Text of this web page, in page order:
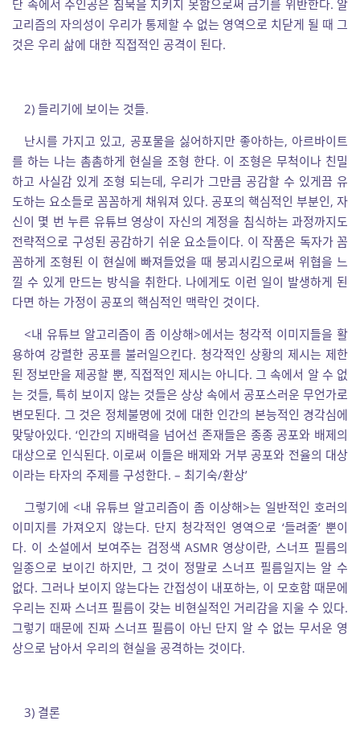
단 속에서 주인공은 침묵을 지키지 못함으로써 금기를 위반한다. 알
고리즘의 자의성이 우리가 통제할 수 없는 영역으로 치닫게 될 때 그
것은 우리 삶에 대한 직접적인 공격이 된다.
2) 들리기에 보이는 것들.
난시를 가지고 있고, 공포물을 싫어하지만 좋아하는, 아르바이트
를 하는 나는 촘촘하게 현실을 조형 한다. 이 조형은 무척이나 친밀
하고 사실감 있게 조형 되는데, 우리가 그만큼 공감할 수 있게끔 유
도하는 요소들로 꼼꼼하게 채워져 있다. 공포의 핵심적인 부분인, 자
신이 몇 번 누른 유튜브 영상이 자신의 계정을 침식하는 과정까지도
전략적으로 구성된 공감하기 쉬운 요소들이다. 이 작품은 독자가 꼼
꼼하게 조형된 이 현실에 빠져들었을 때 붕괴시킴으로써 위협을 느
낄 수 있게 만드는 방식을 취한다. 나에게도 이런 일이 발생하게 된
다면 하는 가정이 공포의 핵심적인 맥락인 것이다.
<내 유튜브 알고리즘이 좀 이상해>에서는 청각적 이미지들을 활
용하여 강렬한 공포를 불러일으킨다. 청각적인 상황의 제시는 제한
된 정보만을 제공할 뿐, 직접적인 제시는 아니다. 그 속에서 알 수 없
는 것들, 특히 보이지 않는 것들은 상상 속에서 공포스러운 무언가로
변모된다. 그 것은 정체불명에 것에 대한 인간의 본능적인 경각심에
맞닿아있다. ‘인간의 지배력을 넘어선 존재들은 종종 공포와 배제의
대상으로 인식된다. 이로써 이들은 배제와 거부 공포와 전율의 대상
이라는 타자의 주제를 구성한다. – 최기숙/환상’
그렇기에 <내 유튜브 알고리즘이 좀 이상해>는 일반적인 호러의
이미지를 가져오지 않는다. 단지 청각적인 영역으로 ‘들려줄’ 뿐이
다. 이 소설에서 보여주는 검정색 ASMR 영상이란, 스너프 필름의
일종으로 보이긴 하지만, 그 것이 정말로 스너프 필름일지는 알 수
없다. 그러나 보이지 않는다는 간접성이 내포하는, 이 모호함 때문에
우리는 진짜 스너프 필름이 갖는 비현실적인 거리감을 지울 수 있다.
그렇기 때문에 진짜 스너프 필름이 아닌 단지 알 수 없는 무서운 영
상으로 남아서 우리의 현실을 공격하는 것이다.
3) 결론